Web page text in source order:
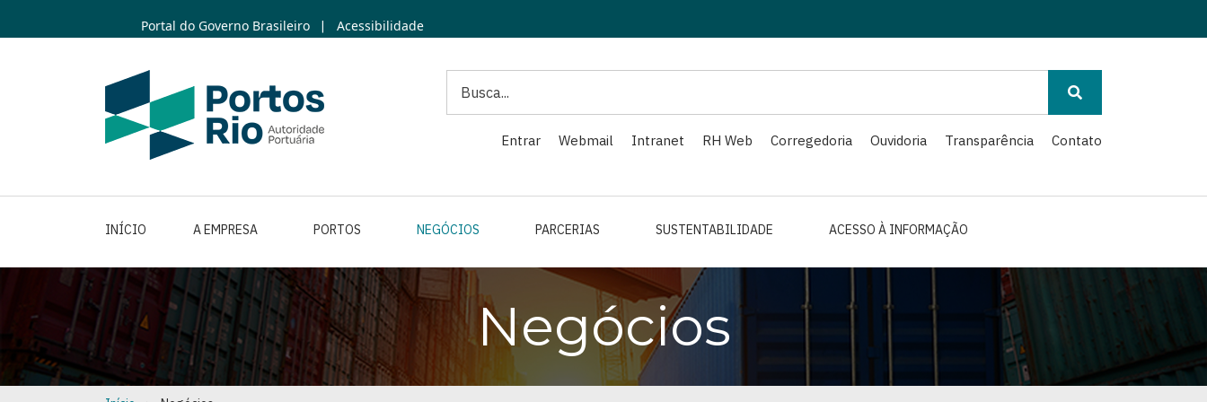
to
Portal do Governo Brasileiro | Acessibilidade
Entrar Webmail Intranet RH Web Corregedoria Ouvidoria Transparência Contato
INÍCIO A EMPRESA PORTOS NEGÓCIOS PARCERIAS SUSTENTABILIDADE ACESSO À INFORMAÇÃO
Negócios